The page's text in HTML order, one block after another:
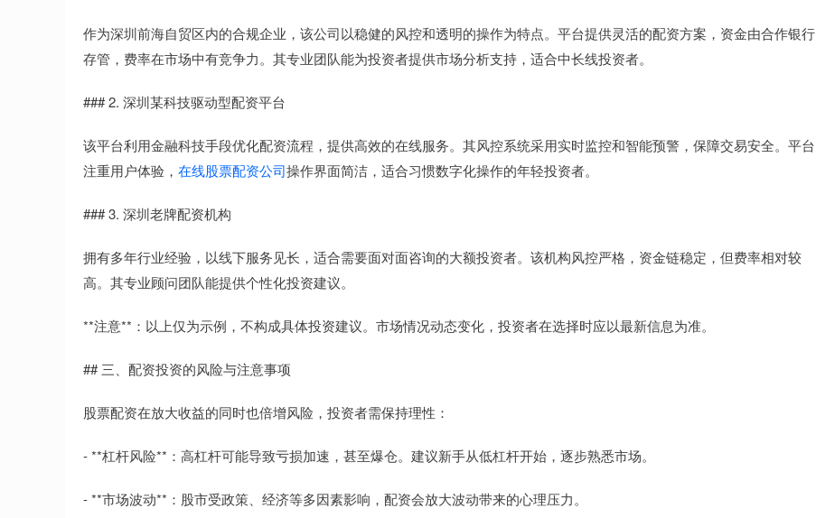
作为深圳前海自贸区内的合规企业，该公司以稳健的风控和透明的操作为特点。平台提供灵活的配资方案，资金由合作银行
存管，费率在市场中有竞争力。其专业团队能为投资者提供市场分析支持，适合中长线投资者。
### 2. 深圳某科技驱动型配资平台
该平台利用金融科技手段优化配资流程，提供高效的在线服务。其风控系统采用实时监控和智能预警，保障交易安全。平台
注重用户体验， 在线股票配资公司操作界面简洁，适合习惯数字化操作的年轻投资者。
### 3. 深圳老牌配资机构
拥有多年行业经验，以线下服务见长，适合需要面对面咨询的大额投资者。该机构风控严格，资金链稳定，但费率相对较
高。其专业顾问团队能提供个性化投资建议。
**注意**：以上仅为示例，不构成具体投资建议。市场情况动态变化，投资者在选择时应以最新信息为准。
## 三、配资投资的风险与注意事项
股票配资在放大收益的同时也倍增风险，投资者需保持理性：
- **杠杆风险**：高杠杆可能导致亏损加速，甚至爆仓。建议新手从低杠杆开始，逐步熟悉市场。
- **市场波动**：股市受政策、经济等多因素影响，配资会放大波动带来的心理压力。